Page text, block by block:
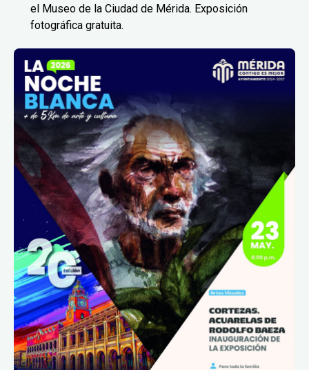
el Museo de la Ciudad de Mérida. Exposición
fotográfica gratuita.